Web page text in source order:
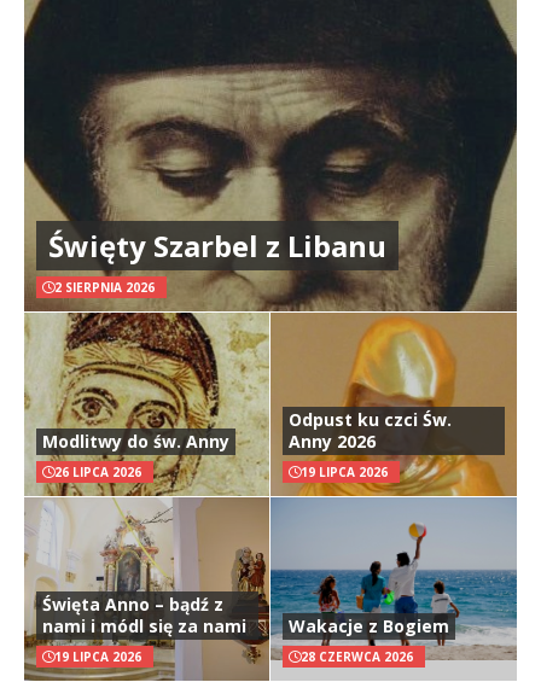
Święty Szarbel z Libanu
2 SIERPNIA 2026
Modlitwy do św. Anny
26 LIPCA 2026
Odpust ku czci Św.
Anny 2026
19 LIPCA 2026
Święta Anno – bądź z
nami i módl się za nami
19 LIPCA 2026
Wakacje z Bogiem
28 CZERWCA 2026